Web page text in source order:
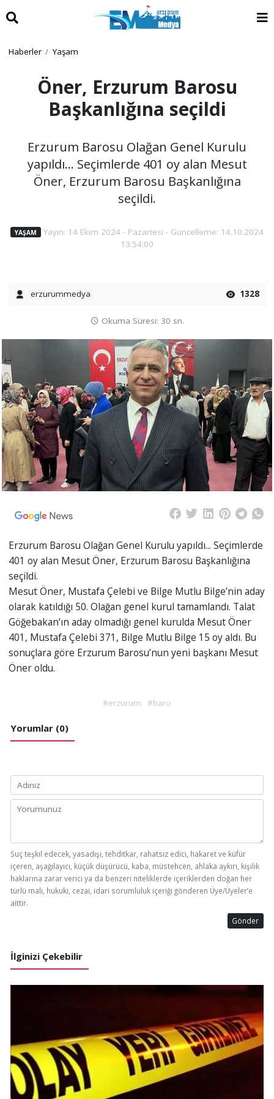
Haberler Yaşam
Öner, Erzurum Barosu
Başkanlığına seçildi
Erzurum Barosu Olağan Genel Kurulu
yapıldı... Seçimlerde 401 oy alan Mesut
Öner, Erzurum Barosu Başkanlığına
seçildi.
YAŞAM Yayın: 14 Ekim 2024 - Pazartesi - Güncelleme: 14.10.2024
13:54:00
erzurummedya 1328
Okuma Süresi: 30 sn.
Erzurum Barosu Olağan Genel Kurulu yapıldı... Seçimlerde
401 oy alan Mesut Öner, Erzurum Barosu Başkanlığına
seçildi.
Mesut Öner, Mustafa Çelebi ve Bilge Mutlu Bilge’nin aday
olarak katıldığı 50. Olağan genel kurul tamamlandı. Talat
Göğebakan’ın aday olmadığı genel kurulda Mesut Öner
401, Mustafa Çelebi 371, Bilge Mutlu Bilge 15 oy aldı. Bu
sonuçlara göre Erzurum Barosu’nun yeni başkanı Mesut
Öner oldu.
#erzurum #baro
Yorumlar (0)
Suç teşkil edecek, yasadışı, tehditkar, rahatsız edici, hakaret ve küfür
içeren, aşağılayıcı, küçük düşürücü, kaba, müstehcen, ahlaka aykırı, kişilik
haklarına zarar verici ya da benzeri niteliklerde içeriklerden doğan her
türlü mali, hukuki, cezai, idari sorumluluk içeriği gönderen Üye/Üyeler’e
aittir.
Gönder
İlginizi Çekebilir